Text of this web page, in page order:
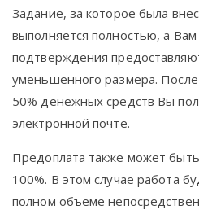
Задание, за которое была
выполняется полностью, а Вам
подтверждения
уменьшенного размера.
50% денежных средств Вы
электронной почте.
Предоплата также может
100%. В этом случае работа
полном объеме